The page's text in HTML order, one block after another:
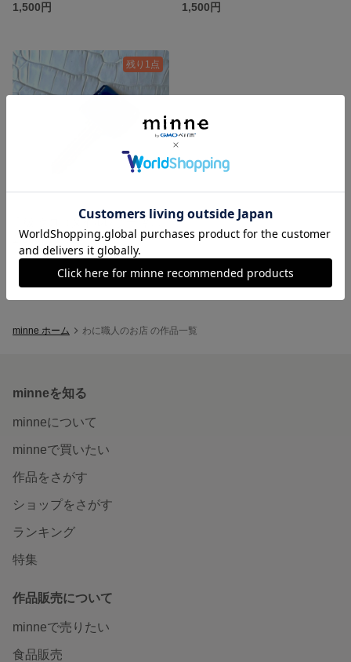
1,500円 1,500円
残り1点
高級 クロコダイルレザー キーカバー 【ブルー】
1,500円
minne ホーム わに職人のお店 の作品一覧
minneを知る
minneについて
minneで買いたい
作品をさがす
ショップをさがす
ランキング
特集
作品販売について
minneで売りたい
食品販売